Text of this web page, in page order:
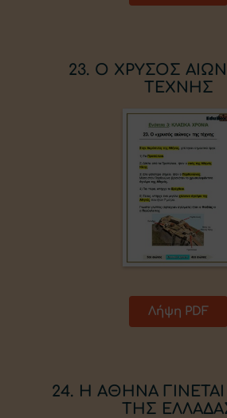
23. Ο ΧΡΥΣΟΣ
ΤΕΧΝΗΣ
Λήψη PDF
24. Η ΑΘΗΝΑ
ΤΗΣ